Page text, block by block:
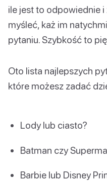
ile jest to odpowiednie i
myśleć, każ im
pytaniu. Szybkość to
Oto lista najlepszych
które możesz zadać
Lody lub ciasto?
Batman czy
Barbie lub Disney